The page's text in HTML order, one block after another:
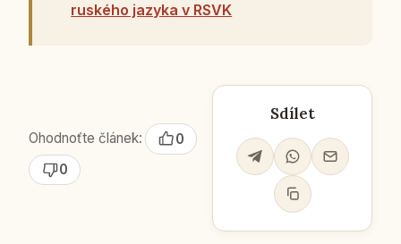
ruského jazyka v RSVK
Ohodnoťte článek:
0
0
Sdílet